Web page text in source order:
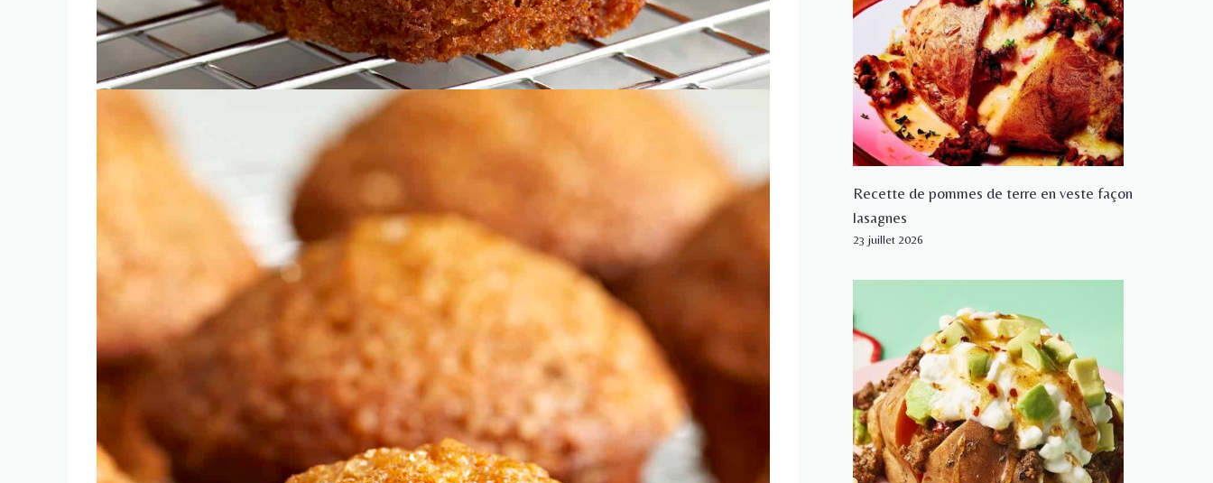
Recette de pommes de terre en veste façon
lasagnes
23 juillet 2026